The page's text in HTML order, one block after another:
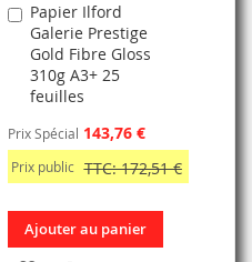
Papier Ilford
Galerie Prestige
Gold Fibre Gloss
310g A3+ 25
feuilles
Prix Spécial 143,76 €
Prix public TTC: 172,51 €
Ajouter
au
panier
Ajouter au panier